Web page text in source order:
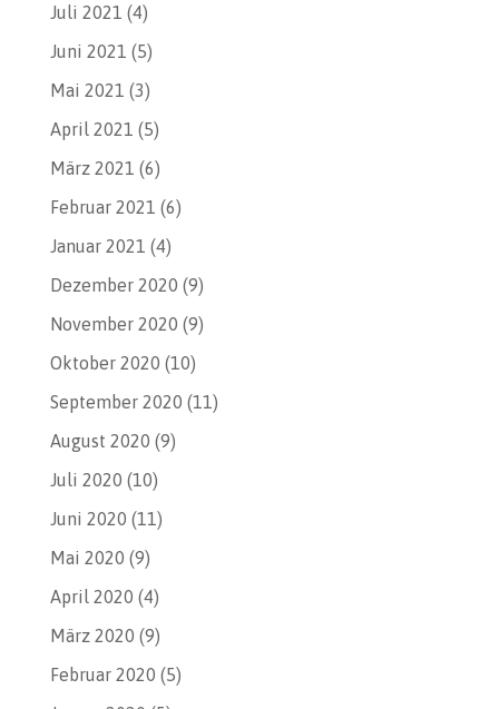
Juli 2021 (4)
Juni 2021 (5)
Mai 2021 (3)
April 2021 (5)
März 2021 (6)
Februar 2021 (6)
Januar 2021 (4)
Dezember 2020 (9)
November 2020 (9)
Oktober 2020 (10)
September 2020 (11)
August 2020 (9)
Juli 2020 (10)
Juni 2020 (11)
Mai 2020 (9)
April 2020 (4)
März 2020 (9)
Februar 2020 (5)